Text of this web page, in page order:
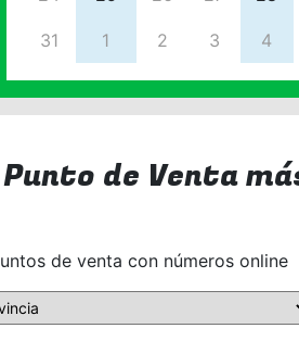
31 1 2 3 4
de Venta
de venta con números online